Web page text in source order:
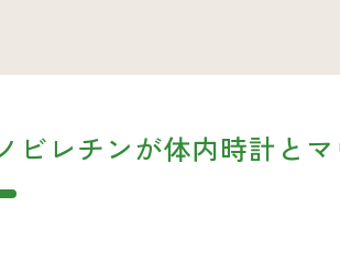
ビレチンが体内時計と